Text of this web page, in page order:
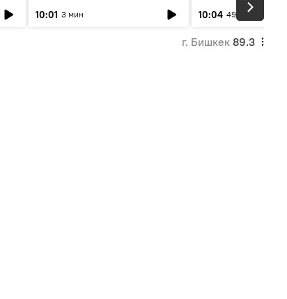
10:01 3 мин
системе
населения
10:04 49 мин
г. Бишкек 89.3